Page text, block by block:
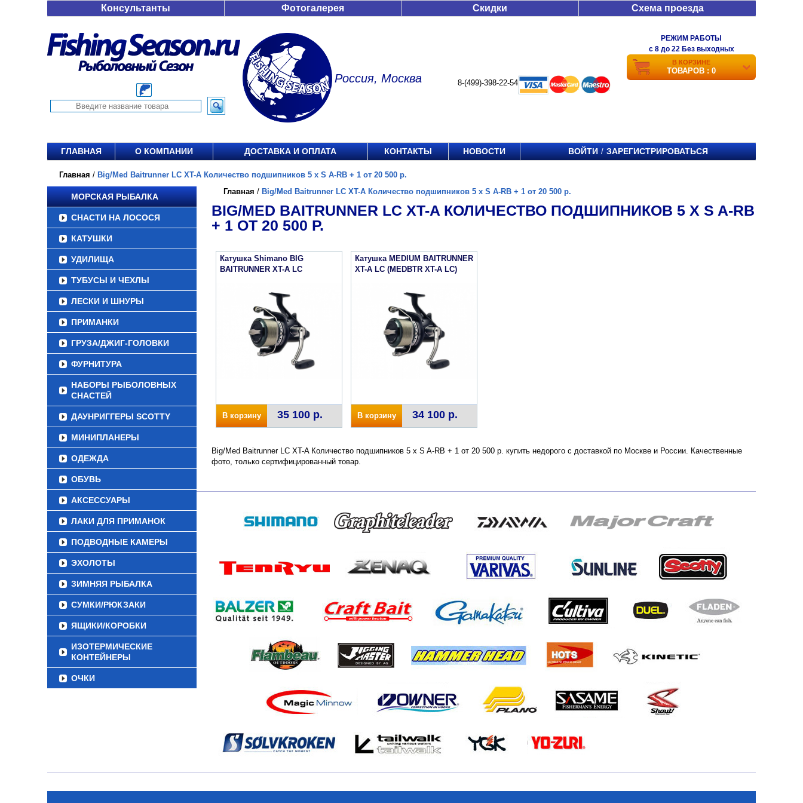
Консультанты Фотогалерея Скидки Схема проезда
Россия, Москва 8-(499)-398-22-54
РЕЖИМ РАБОТЫ
c 8 до 22 Без выходных
В КОРЗИНЕ
ТОВАРОВ : 0
ГЛАВНАЯ О КОМПАНИИ ДОСТАВКА И ОПЛАТА КОНТАКТЫ НОВОСТИ ВОЙТИ / ЗАРЕГИСТРИРОВАТЬСЯ
Главная / Big/Med Baitrunner LC XT-A Количество подшипников 5 x S A-RB + 1 от 20 500 р.
МОРСКАЯ РЫБАЛКА
СНАСТИ НА ЛОСОСЯ
КАТУШКИ
УДИЛИЩА
ТУБУСЫ И ЧЕХЛЫ
ЛЕСКИ И ШНУРЫ
ПРИМАНКИ
ГРУЗА/ДЖИГ-ГОЛОВКИ
ФУРНИТУРА
НАБОРЫ РЫБОЛОВНЫХ
СНАСТЕЙ
ДАУНРИГГЕРЫ SCOTTY
МИНИПЛАНЕРЫ
ОДЕЖДА
ОБУВЬ
АКСЕССУАРЫ
ЛАКИ ДЛЯ ПРИМАНОК
ПОДВОДНЫЕ КАМЕРЫ
ЭХОЛОТЫ
ЗИМНЯЯ РЫБАЛКА
СУМКИ/РЮКЗАКИ
ЯЩИКИ/КОРОБКИ
ИЗОТЕРМИЧЕСКИЕ
КОНТЕЙНЕРЫ
ОЧКИ
Главная / Big/Med Baitrunner LC XT-A Количество подшипников 5 x S A-RB + 1 от 20 500 р.
BIG/MED BAITRUNNER LC XT-A КОЛИЧЕСТВО ПОДШИПНИКОВ 5 X S A-RB
+ 1 ОТ 20 500 Р.
Катушка Shimano BIG
BAITRUNNER XT-A LC
В корзину 35 100 р.
Катушка MEDIUM BAITRUNNER
XT-A LC (MEDBTR XT-A LC)
В корзину 34 100 р.
Big/Med Baitrunner LC XT-A Количество подшипников 5 x S A-RB + 1 от 20 500 р. купить недорого с доставкой по Москве и России. Качественные
фото, только сертифицированный товар.